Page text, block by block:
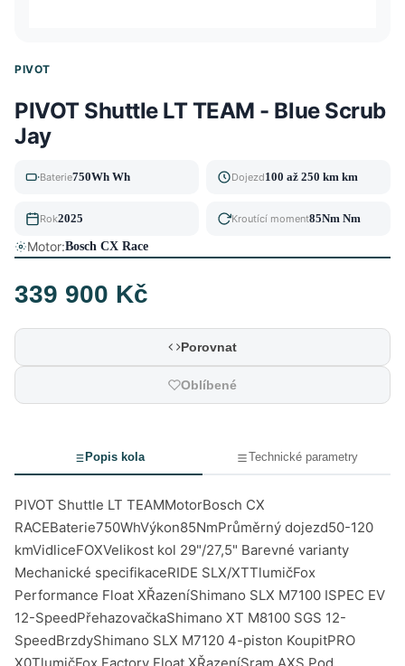
PIVOT
PIVOT Shuttle LT TEAM - Blue Scrub
Jay
Baterie750Wh Wh Dojezd100 až 250 km km
Rok2025 Kroutící moment85Nm Nm
Motor:Bosch CX Race
339 900 Kč
Porovnat
Oblíbené
Popis kola Technické parametry
PIVOT Shuttle LT TEAMMotorBosch CX
RACEBaterie750WhVýkon85NmPrůměrný dojezd50-120
kmVidliceFOXVelikost kol 29"/27,5" Barevné varianty
Mechanické specifikaceRIDE SLX/XTTlumičFox
Performance Float XŘazeníShimano SLX M7100 ISPEC EV
12-SpeedPřehazovačkaShimano XT M8100 SGS 12-
SpeedBrzdyShimano SLX M7120 4-piston KoupitPRO